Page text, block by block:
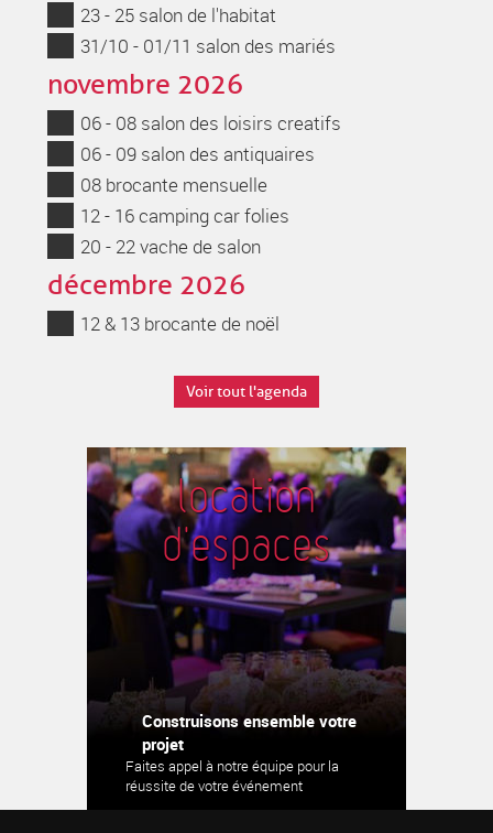
23 - 25 salon de l'habitat
31/10 - 01/11 salon des mariés
novembre 2026
06 - 08 salon des loisirs creatifs
06 - 09 salon des antiquaires
08 brocante mensuelle
12 - 16 camping car folies
20 - 22 vache de salon
décembre 2026
12 & 13 brocante de noël
Voir tout l'agenda
location
d'espaces
Construisons ensemble votre
projet
Faites appel à notre équipe pour la
réussite de votre événement